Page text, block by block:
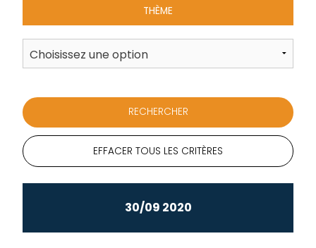
THÈME
EFFACER TOUS LES CRITÈRES
30/09 2020